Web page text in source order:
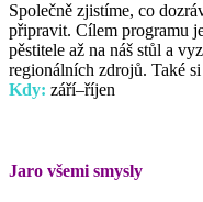
Společně zjistíme, co
připravit. Cílem programu
pěstitele až na náš stůl a
regionálních zdrojů. Také
Kdy: září–říjen
Jaro všemi smysly